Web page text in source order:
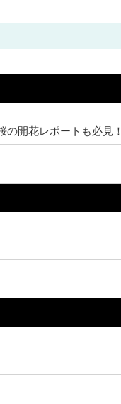
開花レポートも必見！